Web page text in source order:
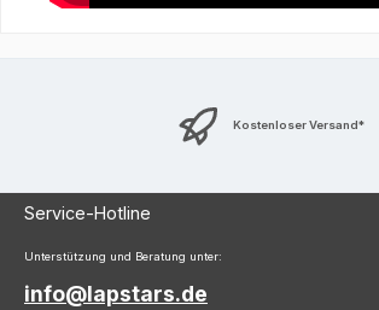
Kostenloser Versand*
Service-Hotline
Unterstützung und Beratung unter:
info@lapstars.de